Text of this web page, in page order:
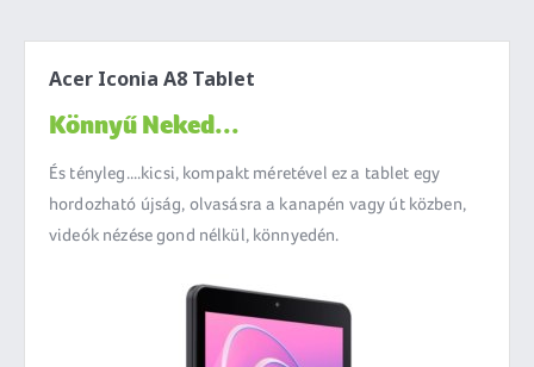
Acer Iconia A8 Tablet
Könnyű Neked...
És tényleg....kicsi, kompakt méretével ez a tablet egy
hordozható újság, olvasásra a kanapén vagy út közben,
videók nézése gond nélkül, könnyedén.